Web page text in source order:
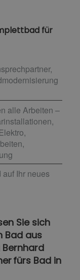
für
alle Arbeiten –
Ihr neues
Sie sich
Bad aus
Bernhard
fürs Bad in